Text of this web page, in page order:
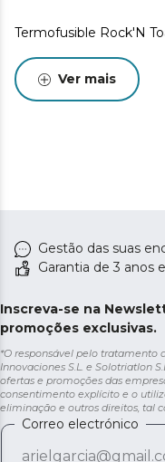
Termofusible Rock'N
Ver mais
Gestão das suas
Garantia de 3 anos
Inscreva-se na
promoções exclusivas.
*O responsável pelo tratamento
Innovaciones S.L. e Solotriatlon
ofertas e promoções das
consentimento explícito e o
eliminação e outros direitos, tal
Correo electrónico